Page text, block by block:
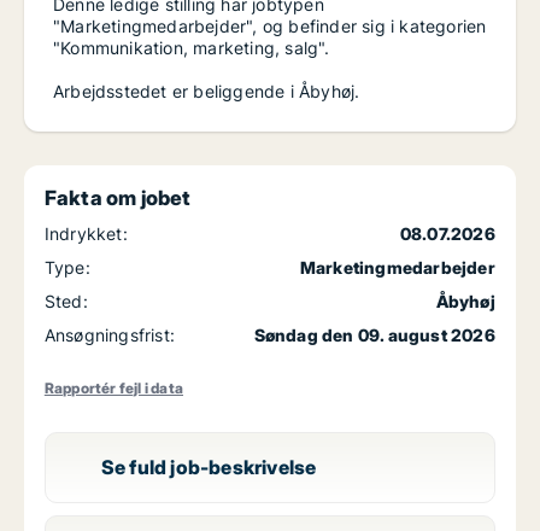
Denne ledige stilling har jobtypen
"Marketingmedarbejder", og befinder sig i kategorien
"Kommunikation, marketing, salg".
Arbejdsstedet er beliggende i Åbyhøj.
Fakta om jobet
Indrykket:
08.07.2026
Type:
Marketingmedarbejder
Sted:
Åbyhøj
Ansøgningsfrist:
Søndag den 09. august 2026
Rapportér fejl i data
Se fuld job-beskrivelse